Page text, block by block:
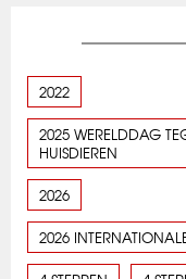
2022
2025 WERELDDAG
HUISDIEREN
2026
2026